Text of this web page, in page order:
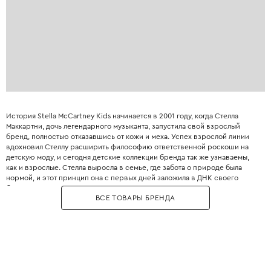
История Stella McCartney Kids начинается в 2001 году, когда Стелла
Маккартни, дочь легендарного музыканта, запустила свой взрослый
бренд, полностью отказавшись от кожи и меха. Успех взрослой линии
вдохновил Стеллу расширить философию ответственной роскоши на
детскую моду, и сегодня детские коллекции бренда так же узнаваемы,
как и взрослые. Стелла выросла в семье, где забота о природе была
нормой, и этот принцип она с первых дней заложила в ДНК своего
бренда. Бренд использует только инновационные экологичные
материалы: органический хлопок, переработанный полиэстер, вискозу
из вторичного сырья и запатентованные веганские материалы. Яркие
ВСЕ ТОВАРЫ БРЕНДА